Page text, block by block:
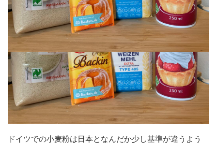
ドイツでの小麦粉は日本となんだか少し基準が違うよう